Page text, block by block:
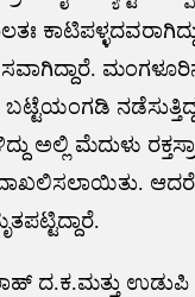
ಅಲ್ಲಿ ಮೆದುಳು
ದಾಖಲಿಸಲಾಯಿತು. ಆದರೆ
ದ.ಕ.ಮತ್ತು ಉಡುಪಿ